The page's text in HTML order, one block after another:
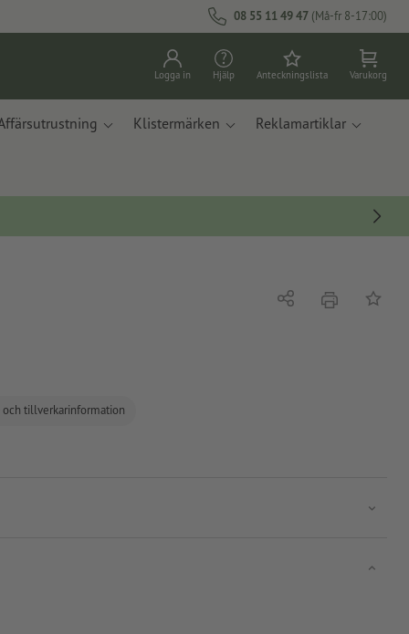
08 55 11 49 47 (Må-fr 8-17:00)
Logga in Hjälp Anteckningslista Varukorg
Klistermärken Reklamartiklar
och tillverkarinformation
Dela erbjudande
På